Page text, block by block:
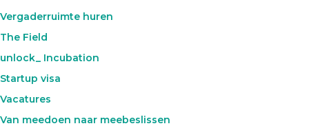
Vergaderruimte huren
The Field
unlock_ Incubation
Startup visa
Vacatures
Van meedoen naar meebeslissen